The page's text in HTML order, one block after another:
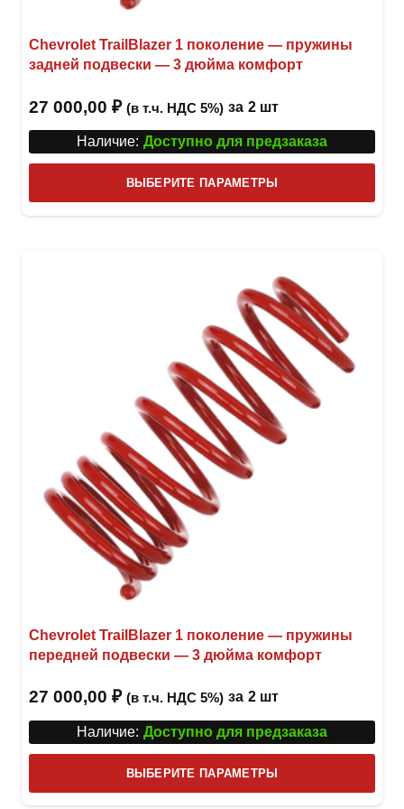
Chevrolet TrailBlazer 1 поколение — пружины
задней подвески — 3 дюйма комфорт
27 000,00 ₽ (в т.ч. НДС 5%) за 2 шт
Наличие: Доступно для предзаказа
ВЫБЕРИТЕ ПАРАМЕТРЫ
товар
Chevrolet TrailBlazer 1 поколение — пружины
передней подвески — 3 дюйма комфорт
27 000,00 ₽ (в т.ч. НДС 5%) за 2 шт
Наличие: Доступно для предзаказа
ВЫБЕРИТЕ ПАРАМЕТРЫ
товар